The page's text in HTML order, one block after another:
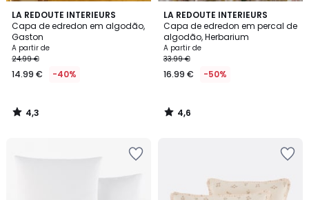
LA REDOUTE INTERIEURS
Capa de edredon em algodão,
Gaston
A partir de
24.99 €
14.99 € -40%
4,3
/ 5
4,3
/
LA REDOUTE INTERIEURS
Capa de edredon em percal de
algodão, Herbarium
A partir de
33.99 €
16.99 € -50%
4,6
/ 5
4,6
/